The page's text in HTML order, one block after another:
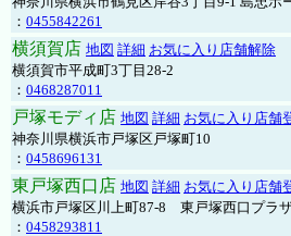
： 0455842261
横須賀店 地図 詳細 お気に入り店舗解除
横須賀市平成町3丁目28-2
： 0468287011
戸塚モディ店 地図 詳細 お気に入り店舗
神奈川県横浜市戸塚区戸塚町10
： 0458696131
東戸塚西口店 地図 詳細 お気に入り店舗
横浜市戸塚区川上町87-8 東戸塚西口プラ
： 0458293811